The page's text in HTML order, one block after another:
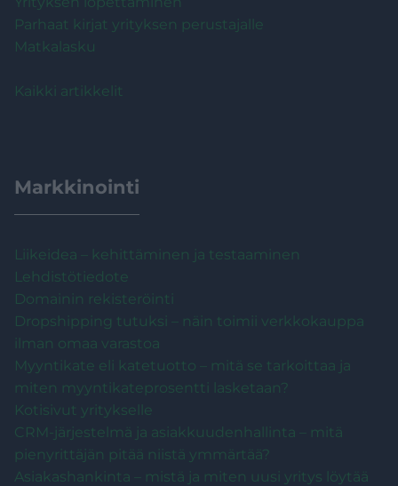
Parhaat kirjat yrityksen perustajalle
Matkalasku
Kaikki artikkelit
Markkinointi
Liikeidea – kehittäminen ja testaaminen
Lehdistötiedote
Domainin rekisteröinti
Dropshipping tutuksi – näin toimii verkkokauppa
ilman omaa varastoa
Myyntikate eli katetuotto – mitä se tarkoittaa ja
miten myyntikateprosentti lasketaan?
Kotisivut yritykselle
CRM-järjestelmä ja asiakkuudenhallinta – mitä
pienyrittäjän pitää niistä ymmärtää?
Asiakashankinta – mistä ja miten uusi yritys löytää